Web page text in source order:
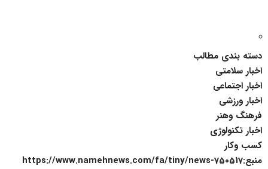
دسته بندی مطالب
اخبار سلامتی
اخبار اجتماعی
اخبار ورزشی
فرهنگ وهنر
اخبار تکنولوژی
کسب وکار
منبع:https://www.namehnews.com/fa/tiny/news-750517